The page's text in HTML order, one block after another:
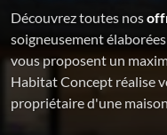
Découvrez toutes nos
soigneusement
vous proposent un
Habitat Concept réalise
propriétaire d'une